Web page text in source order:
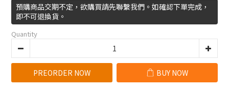
預購商品交期不定，欲購買請先聯繫我們。如確認下單完成，
即不可退換貨。
Quantity
PREORDER NOW BUY NOW